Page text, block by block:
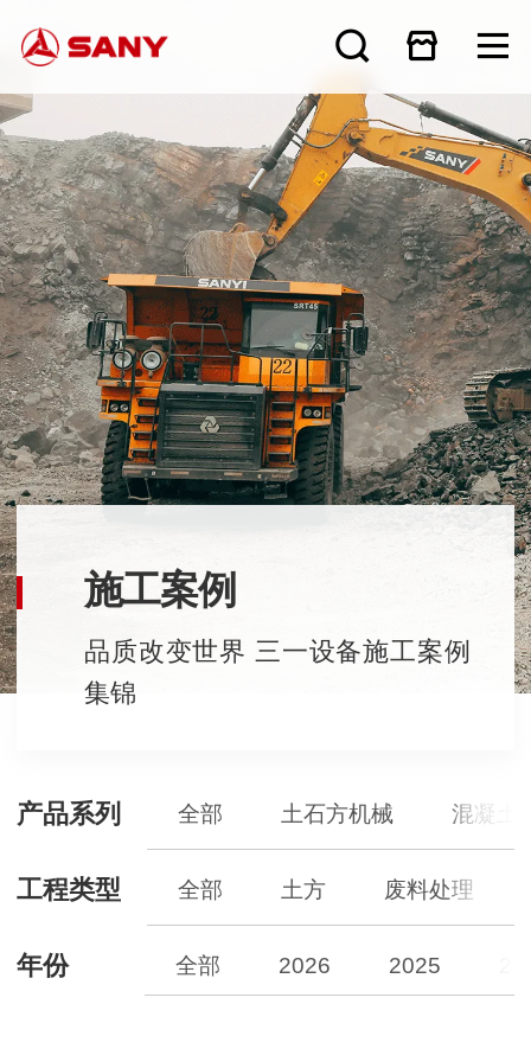
施工案例
品质改变世界 三一设备施工案例
集锦
产品系列 全部 土石方机械 混凝土
工程类型 全部 土方 废料处理
年份 全部 2026 2025